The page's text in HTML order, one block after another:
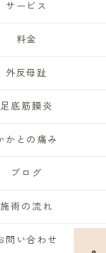
サービス
料金
外反母趾
足底筋膜炎
かとの痛み
ブログ
施術の流れ
問い合わせ